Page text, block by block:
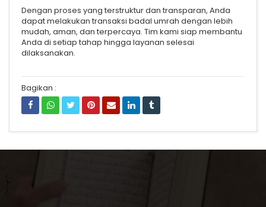
Dengan proses yang terstruktur dan transparan, Anda
dapat melakukan transaksi badal umrah dengan lebih
mudah, aman, dan terpercaya. Tim kami siap membantu
Anda di setiap tahap hingga layanan selesai
dilaksanakan.
Bagikan :